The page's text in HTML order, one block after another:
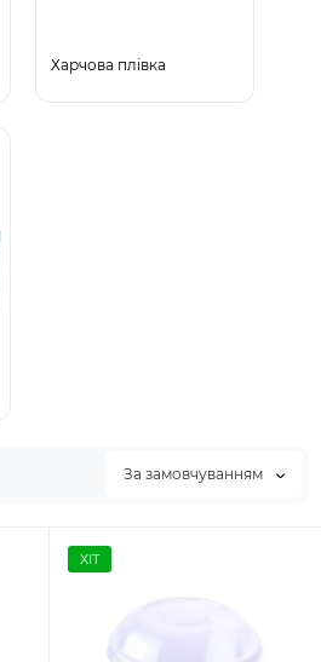
Харчова плівка
За замовчуванням
ХІТ